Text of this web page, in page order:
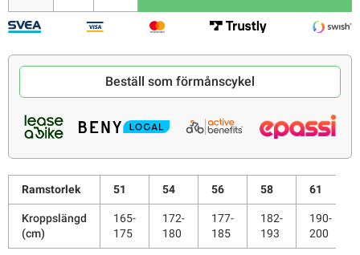
Beställ som förmånscykel
Ramstorlek 51 54 56 58 61
Kroppslängd
(cm)
165-
175
172-
180
177-
185
182-
193
190-
200